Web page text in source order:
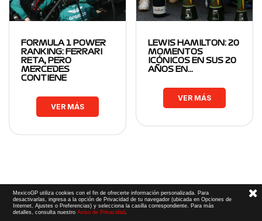
FORMULA 1 POWER
RANKING: FERRARI
RETA, PERO
MERCEDES
CONTIENE
VER MÁS
LEWIS HAMILTON: 20
MOMENTOS
ICÓNICOS EN SUS 20
AÑOS EN…
VER MÁS
MexicoGP utiliza cookies con el fin de ofrecerte información personalizada. Para
desactivarlas, ingresa a la opción de Privacidad de tu navegador (ubicada en Opciones de
Internet, Ajustes o Preferencias) y selecciona la casilla correspondiente. Para más
detalles, consulta nuestroAviso de Privacidad.